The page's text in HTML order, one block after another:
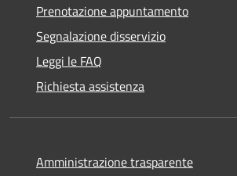
Prenotazione appuntamento
Segnalazione disservizio
Leggi le FAQ
Richiesta assistenza
Amministrazione trasparente